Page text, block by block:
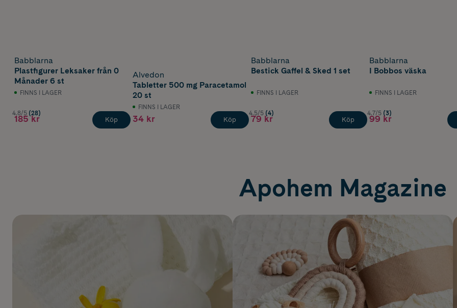
Babblarna
Plastfigurer Leksaker från 0
Månader 6 st
FINNS I LAGER
4.8/5 (28)
185 kr Köp
Alvedon
Tabletter 500 mg Paracetamol
20 st
FINNS I LAGER
34 kr Köp
Babblarna
Bestick Gaffel & Sked 1 set
FINNS I LAGER
4.5/5 (4)
79 kr Köp
Babblarna
I Bobbos väska
FINNS I LAGER
4.7/5 (3)
99 kr
Apohem Magazine